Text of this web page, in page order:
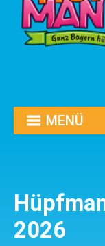
MENÜ
2026